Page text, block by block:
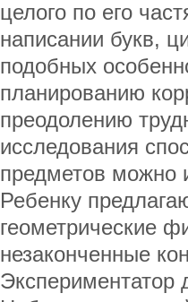
целого по его
написании букв,
подобных
планированию
преодолению
исследования
предметов можно
Ребенку
геометрические
незаконченные
Экспериментатор